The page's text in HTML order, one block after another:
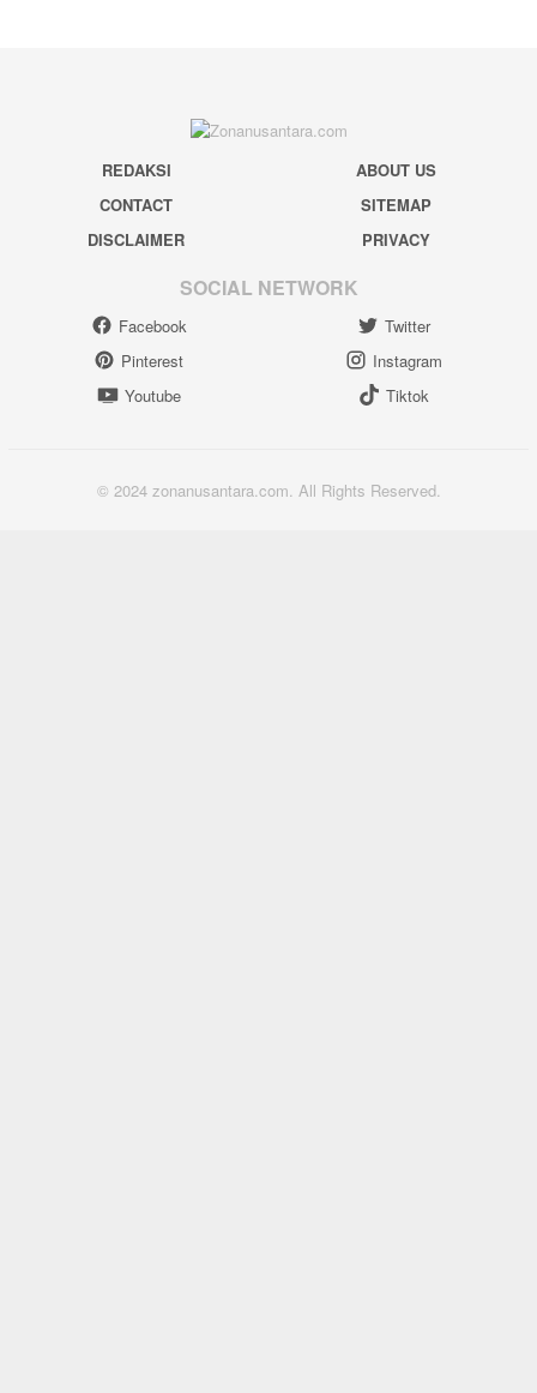
REDAKSI
ABOUT US
CONTACT
SITEMAP
DISCLAIMER
PRIVACY
SOCIAL NETWORK
Facebook
Twitter
Pinterest
Instagram
Youtube
Tiktok
© 2024 zonanusantara.com. All Rights Reserved.